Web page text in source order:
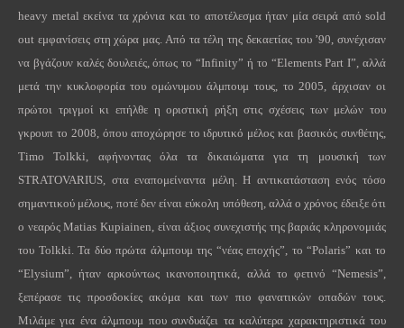
heavy metal εκείνα τα χρόνια και το αποτέλεσμα ήταν μία σειρά από sold
out εμφανίσεις στη χώρα μας. Από τα τέλη της δεκαετίας του ’90, συνέχισαν
να βγάζουν καλές δουλειές, όπως το “Infinity” ή το “Elements Part I”, αλλά
μετά την κυκλοφορία του ομώνυμου άλμπουμ τους, το 2005, άρχισαν οι
πρώτοι τριγμοί κι επήλθε η οριστική ρήξη στις σχέσεις των μελών του
γκρουπ το 2008, όπου αποχώρησε το ιδρυτικό μέλος και βασικός συνθέτης,
Timo Tolkki, αφήνοντας όλα τα δικαιώματα για τη μουσική των
STRATOVARIUS, στα εναπομείναντα μέλη. Η αντικατάσταση ενός τόσο
σημαντικού μέλους, ποτέ δεν είναι εύκολη υπόθεση, αλλά ο χρόνος έδειξε ότι
ο νεαρός Matias Kupiainen, είναι άξιος συνεχιστής της βαριάς κληρονομιάς
του Tolkki. Τα δύο πρώτα άλμπουμ της “νέας εποχής”, το “Polaris” και το
“Elysium”, ήταν αρκούντως ικανοποιητικά, αλλά το φετινό “Nemesis”,
ξεπέρασε τις προσδοκίες ακόμα και των πιο φανατικών οπαδών τους.
Μιλάμε για ένα άλμπουμ που συνδυάζει τα καλύτερα χαρακτηριστικά του